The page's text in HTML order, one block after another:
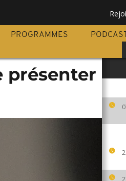
PROGRAMMES
PODCAST
présenter